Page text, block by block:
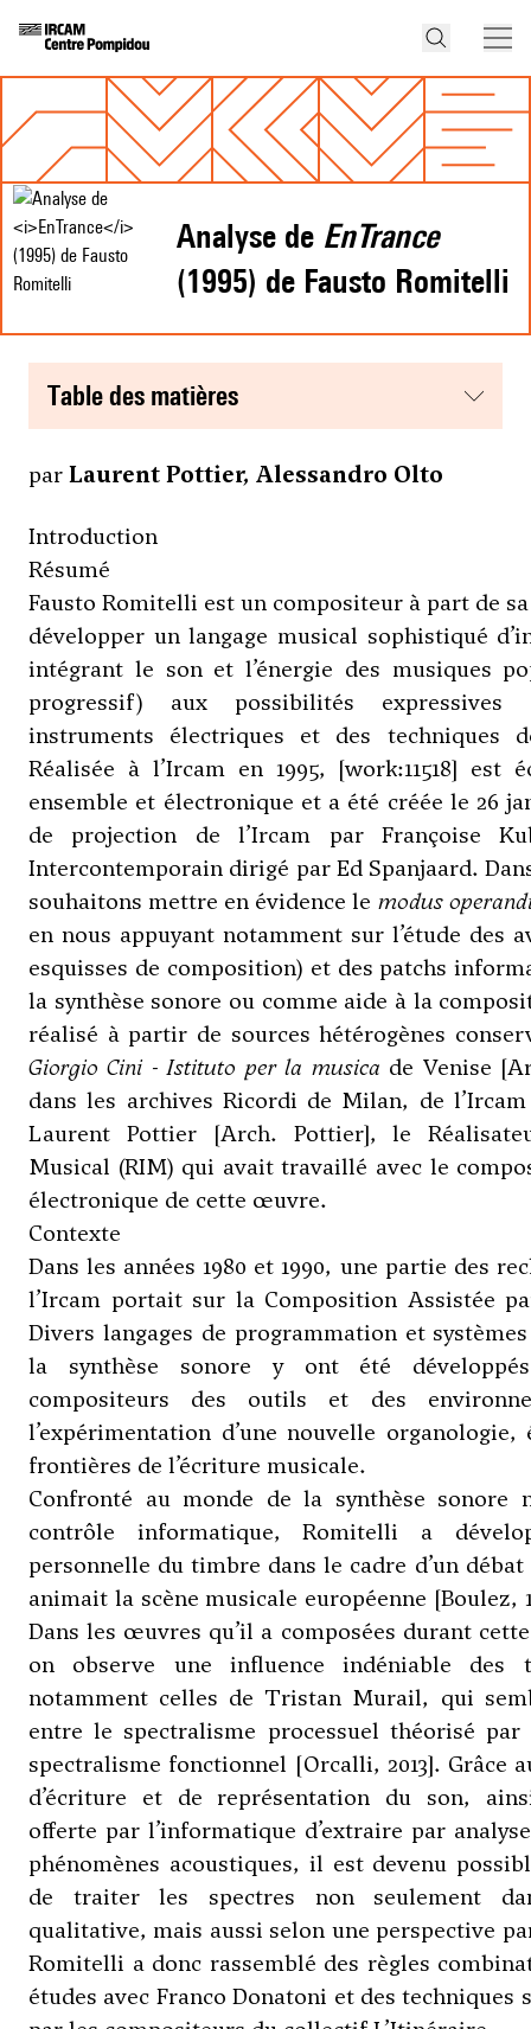
Analyse de EnTrance
(1995) de Fausto Romitelli
table des matières
parLaurent Pottier, Alessandro Olto
Introduction
Résumé
Fausto Romitelli est un compositeur à part de
développer un langage musical sophistiqué
intégrant le son et l’énergie des musiques
progressif) aux possibilités
instruments électriques et des techniques
Réalisée à l’Ircam en 1995, [work:11518] est
ensemble et électronique et a été créée le 26
de projection de l’Ircam par Françoise
Intercontemporain dirigé par Ed Spanjaard.
souhaitons mettre en évidence le modus
en nous appuyant notamment sur l’étude des
esquisses de composition) et des patchs
la synthèse sonore ou comme aide à la
réalisé à partir de sources hétérogènes
Giorgio Cini - Istituto per la musica de Venise
dans les archives Ricordi de Milan, de
Laurent Pottier [Arch. Pottier], le
Musical (RIM) qui avait travaillé avec le
électronique de cette œuvre.
Contexte
Dans les années 1980 et 1990, une partie des
l’Ircam portait sur la Composition Assistée
Divers langages de programmation et
la synthèse sonore y ont été
compositeurs des outils et des
l’expérimentation d’une nouvelle
frontières de l’écriture musicale.
Confronté au monde de la synthèse sonore
contrôle informatique, Romitelli a
personnelle du timbre dans le cadre d’un
animait la scène musicale européenne [Boulez,
Dans les œuvres qu’il a composées durant cette
on observe une influence indéniable des
notamment celles de Tristan Murail, qui
entre le spectralisme processuel théorisé par
spectralisme fonctionnel [Orcalli, 2013]. Grâce
d’écriture et de représentation du son,
offerte par l’informatique d’extraire par
phénomènes acoustiques, il est devenu
de traiter les spectres non seulement
qualitative, mais aussi selon une perspective
Romitelli a donc rassemblé des règles
études avec Franco Donatoni et des techniques